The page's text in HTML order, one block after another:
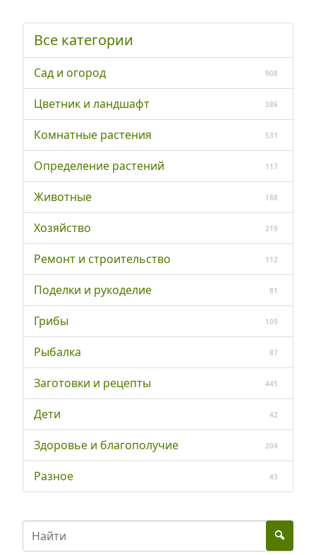
Все категории
Сад и огород 908
Цветник и ландшафт 386
Комнатные растения 531
Определение растений 117
Животные 188
Хозяйство 219
Ремонт и строительство 112
Поделки и рукоделие 81
Грибы 109
Рыбалка 87
Заготовки и рецепты 445
Дети 42
Здоровье и благополучие 204
Разное 43